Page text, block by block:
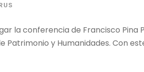
la conferencia de Francisco
Patrimonio y Humanidades. Con